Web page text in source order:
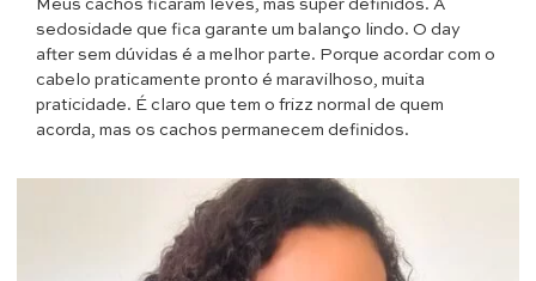
Meus cachos ficaram leves, mas super definidos. A
sedosidade que fica garante um balanço lindo. O day
after sem dúvidas é a melhor parte. Porque acordar com o
cabelo praticamente pronto é maravilhoso, muita
praticidade. É claro que tem o frizz normal de quem
acorda, mas os cachos permanecem definidos.